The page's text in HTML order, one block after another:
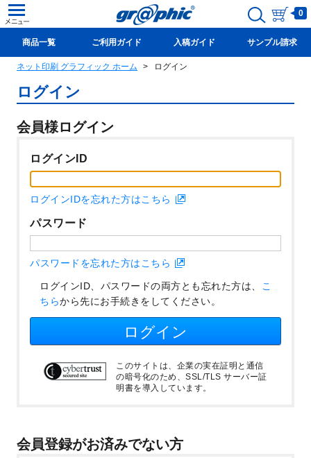
0
商品一覧 ご利用ガイド 入稿ガイド サンプル請求
新規会員登録(無料)
ネット印刷 グラフィック ホーム ログイン
ログイン
会員様ログイン
ログインID
ログインIDを忘れた方はこちら
パスワード
パスワードを忘れた方はこちら
ログインID、パスワードの両方とも忘れた方は、 こ
ちらから先にお手続きをしてください。
ログイン
このサイトは、企業の実在証明と通信
の暗号化のため、SSL/TLS サーバー証
明書を導入しています。
会員登録がお済みでない方